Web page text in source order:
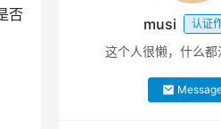
否
musi 认证
这个人很懒，什么